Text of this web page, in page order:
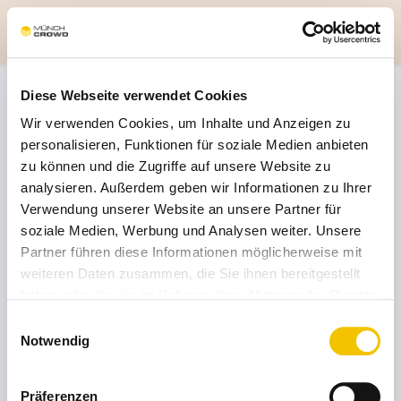
Diese Webseite verwendet Cookies
Wir verwenden Cookies, um Inhalte und Anzeigen zu
personalisieren, Funktionen für soziale Medien anbieten
zu können und die Zugriffe auf unsere Website zu
analysieren. Außerdem geben wir Informationen zu Ihrer
Verwendung unserer Website an unsere Partner für
soziale Medien, Werbung und Analysen weiter. Unsere
Partner führen diese Informationen möglicherweise mit
weiteren Daten zusammen, die Sie ihnen bereitgestellt
Notwendig
Präferenzen
Anmelden
E-Mail-Adresse*
Passwort vergessen?